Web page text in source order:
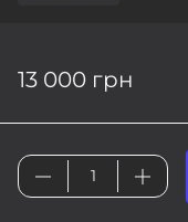
13 000 грн